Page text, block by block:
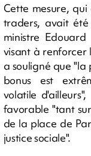
Cette mesure,
traders, avait
ministre Edouard
visant à renforcer
a souligné que
bonus est
volatile
favorable "tant
de la place de
justice sociale".